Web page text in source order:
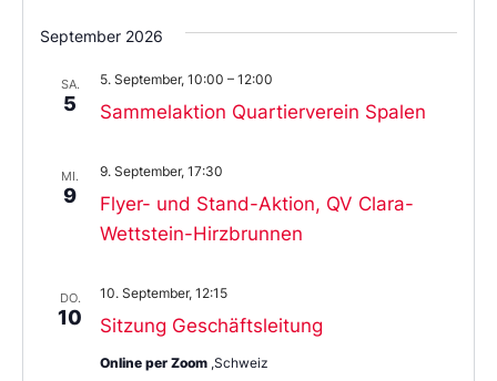
September 2026
SA.
5 Sammelaktion Quartierverein Spalen
5. September, 10:00 – 12:00
MI.
9
Flyer- und Stand-Aktion, QV Clara-
Wettstein-Hirzbrunnen
9. September, 17:30
DO.
10 Sitzung Geschäftsleitung
10. September, 12:15
Online per Zoom ,Schweiz